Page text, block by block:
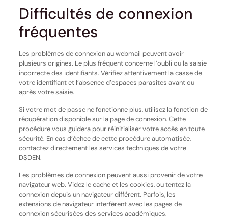
Difficultés de connexion
fréquentes
Les problèmes de connexion au webmail peuvent avoir
plusieurs origines. Le plus fréquent concerne l’oubli ou la saisie
incorrecte des identifiants. Vérifiez attentivement la casse de
votre identifiant et l’absence d’espaces parasites avant ou
après votre saisie.
Si votre mot de passe ne fonctionne plus, utilisez la fonction de
récupération disponible sur la page de connexion. Cette
procédure vous guidera pour réinitialiser votre accès en toute
sécurité. En cas d’échec de cette procédure automatisée,
contactez directement les services techniques de votre
DSDEN.
Les problèmes de connexion peuvent aussi provenir de votre
navigateur web. Videz le cache et les cookies, ou tentez la
connexion depuis un navigateur différent. Parfois, les
extensions de navigateur interfèrent avec les pages de
connexion sécurisées des services académiques.